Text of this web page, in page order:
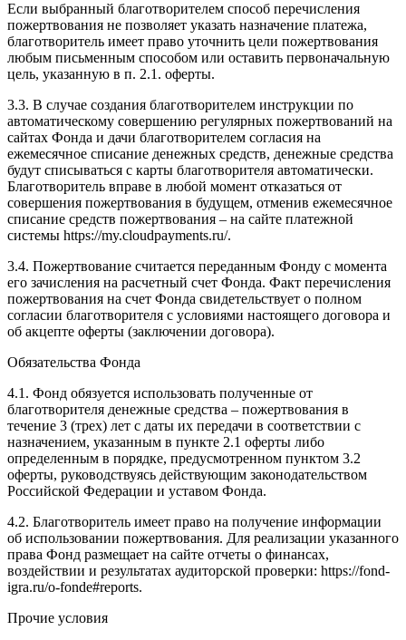
Если выбранный благотворителем способ перечисления
пожертвования не позволяет указать назначение платежа,
благотворитель имеет право уточнить цели пожертвования
любым письменным способом или оставить первоначальную
цель, указанную в п. 2.1. оферты.
3.3. В случае создания благотворителем инструкции по
автоматическому совершению регулярных пожертвований на
сайтах Фонда и дачи благотворителем согласия на
ежемесячное списание денежных средств, денежные средства
будут списываться с карты благотворителя автоматически.
Благотворитель вправе в любой момент отказаться от
совершения пожертвования в будущем, отменив ежемесячное
списание средств пожертвования – на сайте платежной
системы https://my.cloudpayments.ru/.
3.4. Пожертвование считается переданным Фонду с момента
его зачисления на расчетный счет Фонда. Факт перечисления
пожертвования на счет Фонда свидетельствует о полном
согласии благотворителя с условиями настоящего договора и
об акцепте оферты (заключении договора).
Обязательства Фонда
4.1. Фонд обязуется использовать полученные от
благотворителя денежные средства – пожертвования в
течение 3 (трех) лет с даты их передачи в соответствии с
назначением, указанным в пункте 2.1 оферты либо
определенным в порядке, предусмотренном пунктом 3.2
оферты, руководствуясь действующим законодательством
Российской Федерации и уставом Фонда.
4.2. Благотворитель имеет право на получение информации
об использовании пожертвования. Для реализации указанного
права Фонд размещает на сайте отчеты о финансах,
воздействии и результатах аудиторской проверки: https://fond-
igra.ru/o-fonde#reports.
Прочие условия